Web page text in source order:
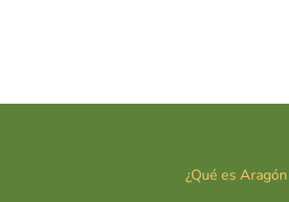
¿Qué es